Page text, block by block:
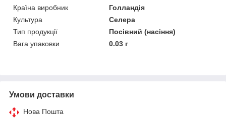
Країна виробник
Голландія
Культура
Селера
Тип продукції
Посівний (насіння)
Вага упаковки
0.03 г
Умови доставки
Нова Пошта